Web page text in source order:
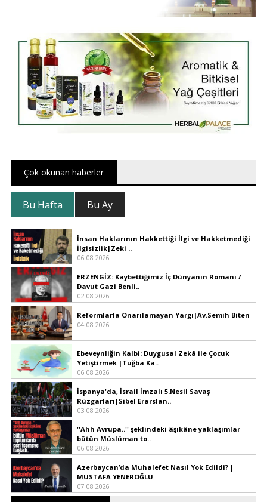
Çok okunan haberler
Bu Hafta Bu Ay
İnsan Haklarının Hakkettiği İlgi ve Hakketmediği
İlgisizlik|Zeki ..
06.08.2026
ERZENGİZ: Kaybettiğimiz İç Dünyanın Romanı /
Davut Gazi Benli..
02.08.2026
Reformlarla Onarılamayan Yargı|Av.Semih Biten
04.08.2026
Ebeveynliğin Kalbi: Duygusal Zekâ ile Çocuk
Yetiştirmek |Tuğba Ka..
06.08.2026
İspanya'da, İsrail İmzalı 5.Nesil Savaş
Rüzgarları|Sibel Erarslan..
03.08.2026
''Ahh Avrupa..'' şeklindeki âşıkâne yaklaşımlar
bütün Müslüman to..
06.08.2026
Azerbaycan’da Muhalefet Nasıl Yok Edildi? |
MUSTAFA YENEROĞLU
07.08.2026